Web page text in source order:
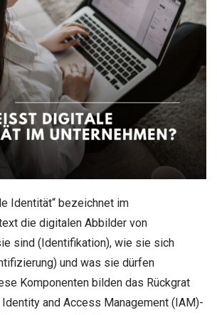
Identität“ bezeichnet im
die digitalen Abbilder von
sind (Identifikation), wie sie sich
und was sie dürfen
Komponenten bilden das Rückgrat
and Access Management (IAM)-